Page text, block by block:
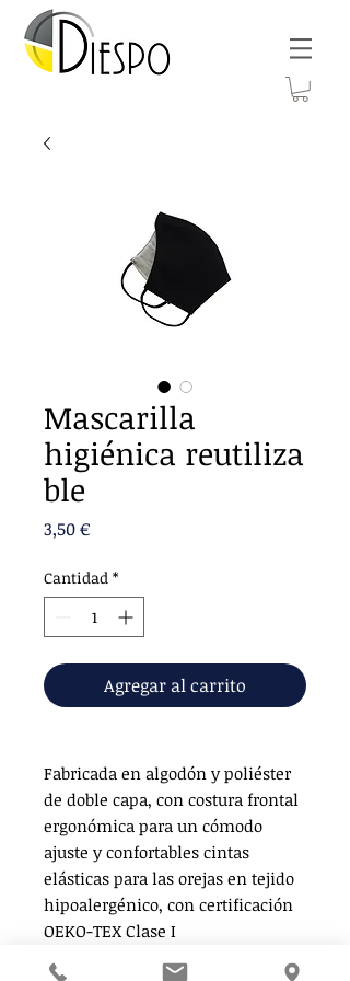
Mascarilla
higiénica reutiliza
ble
3,50 €Precio
Cantidad *
Agregar al carrito
Fabricada en algodón y poliéster
de doble capa, con costura frontal
ergonómica para un cómodo
ajuste y confortables cintas
elásticas para las orejas en tejido
hipoalergénico, con certificación
OEKO-TEX Clase I